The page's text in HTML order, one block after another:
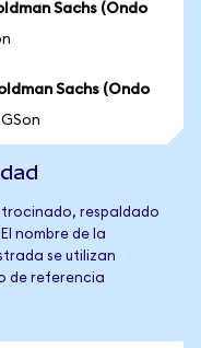
Sachs (Ondo
Sachs (Ondo
respaldado
nombre de la
se utilizan
de referencia